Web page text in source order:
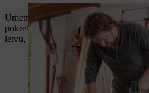
Umetni sada komade okruglog drveta
pokretima. Proveri da li su okrugli
letvu, kako bi zaklon bio stabilan.